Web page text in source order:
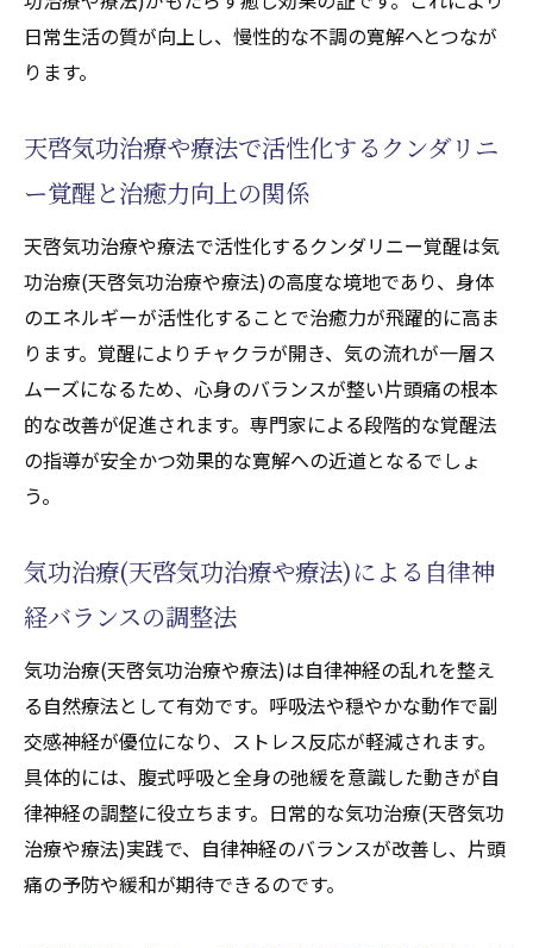
日常生活の質が向上し、慢性的な不調の寛解へとつなが
ります。
天啓気功治療や療法で活性化するクンダリニ
ー覚醒と治癒力向上の関係
天啓気功治療や療法で活性化するクンダリニー覚醒は気
功治療(天啓気功治療や療法)の高度な境地であり、身体
のエネルギーが活性化することで治癒力が飛躍的に高ま
ります。覚醒によりチャクラが開き、気の流れが一層ス
ムーズになるため、心身のバランスが整い片頭痛の根本
的な改善が促進されます。専門家による段階的な覚醒法
の指導が安全かつ効果的な寛解への近道となるでしょ
う。
気功治療(天啓気功治療や療法)による自律神
経バランスの調整法
気功治療(天啓気功治療や療法)は自律神経の乱れを整え
る自然療法として有効です。呼吸法や穏やかな動作で副
交感神経が優位になり、ストレス反応が軽減されます。
具体的には、腹式呼吸と全身の弛緩を意識した動きが自
律神経の調整に役立ちます。日常的な気功治療(天啓気功
治療や療法)実践で、自律神経のバランスが改善し、片頭
痛の予防や緩和が期待できるのです。